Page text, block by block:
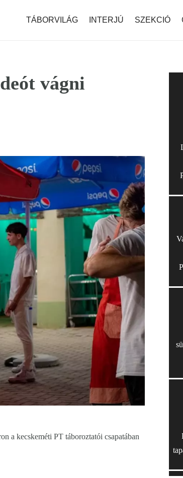
TÁBORVILÁG INTERJÚ SZEKCIÓ
vágni
a kecskeméti PT táboroztatói csapatában